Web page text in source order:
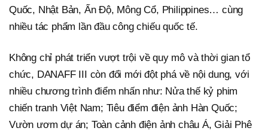
Quốc, Nhật Bản, Ấn Độ, Mông Cổ, Philippines… cùng
nhiều tác phẩm lần đầu công chiếu quốc tế.
Không chỉ phát triển vượt trội về quy mô và thời gian tổ
chức, DANAFF III còn đổi mới đột phá về nội dung, với
nhiều chương trình điểm nhấn như: Nửa thế kỷ phim
chiến tranh Việt Nam; Tiêu điểm điện ảnh Hàn Quốc;
Vườn ươm dự án; Toàn cảnh điện ảnh châu Á, Giải Phê